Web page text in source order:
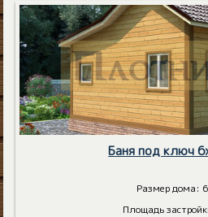
Баня под ключ
Размер дома:
Площадь